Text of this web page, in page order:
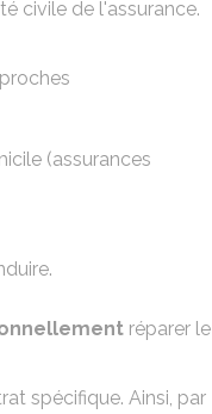
civile de l'assurance.
(assurances
réparer le
spécifique. Ainsi, par